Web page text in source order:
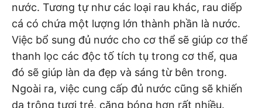
nước. Tương tự như các loại rau khác, rau diếp
cá có chứa một lượng lớn thành phần là nước.
Việc bổ sung đủ nước cho cơ thể sẽ giúp cơ thể
thanh lọc các độc tố tích tụ trong cơ thể, qua
đó sẽ giúp làn da đẹp và sáng từ bên trong.
Ngoài ra, việc cung cấp đủ nước cũng sẽ khiến
da trông tươi trẻ, căng bóng hơn rất nhiều.